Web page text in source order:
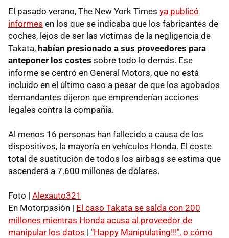
El pasado verano, The New York Times ya publicó
informes en los que se indicaba que los fabricantes de
coches, lejos de ser las víctimas de la negligencia de
Takata, habían presionado a sus proveedores para
anteponer los costes sobre todo lo demás. Ese
informe se centró en General Motors, que no está
incluido en el último caso a pesar de que los agobados
demandantes dijeron que emprenderían acciones
legales contra la compañía.
Al menos 16 personas han fallecido a causa de los
dispositivos, la mayoría en vehículos Honda. El coste
total de sustitución de todos los airbags se estima que
ascenderá a 7.600 millones de dólares.
Foto | Alexauto321
En Motorpasión | El caso Takata se salda con 200
millones mientras Honda acusa al proveedor de
manipular los datos | "Happy Manipulating!!!", o cómo